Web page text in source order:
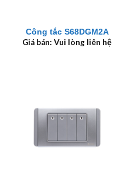
Công tắc S68DGM2A
Giá bán: Vui lòng liên hệ